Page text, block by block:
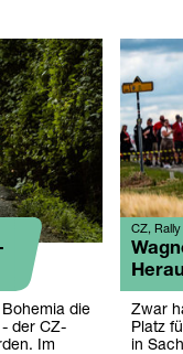
die
der CZ-
Im
CZ,
Zwar
Platz
in